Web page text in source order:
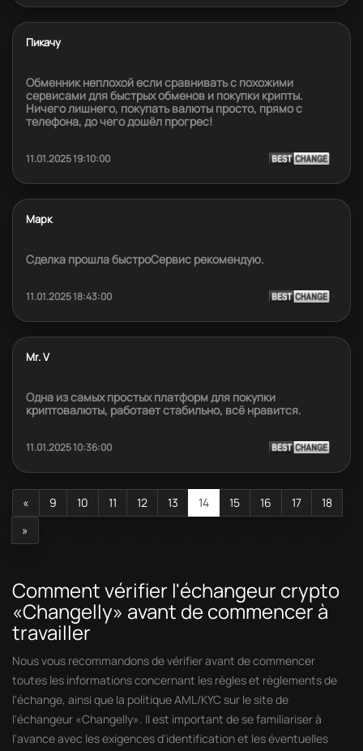
Пикачу
Обменник неплохой если сравнивать с похожими
сервисами для быстрых обменов и покупки крипты.
Ничего лишнего, покупать валюты просто, прямо с
телефона, до чего дошёл прогрес!
11.01.2025 19:10:00
Марк
Сделка прошла быстроСервис рекомендую.
11.01.2025 18:43:00
Mr. V
Одна из самых простых платформ для покупки
криптовалюты, работает стабильно, всё нравится.
11.01.2025 10:36:00
« 9 10 11 12 13 14 15 16 17
18
»
Comment vérifier l'échangeur crypto
«Changelly» avant de commencer à
travailler
Nous vous recommandons de vérifier avant de commencer
toutes les informations concernant les règles et règlements de
l'échange, ainsi que la politique AML/KYC sur le site de
l'échangeur «Changelly». Il est important de se familiariser à
l'avance avec les exigences d'identification et les éventuelles